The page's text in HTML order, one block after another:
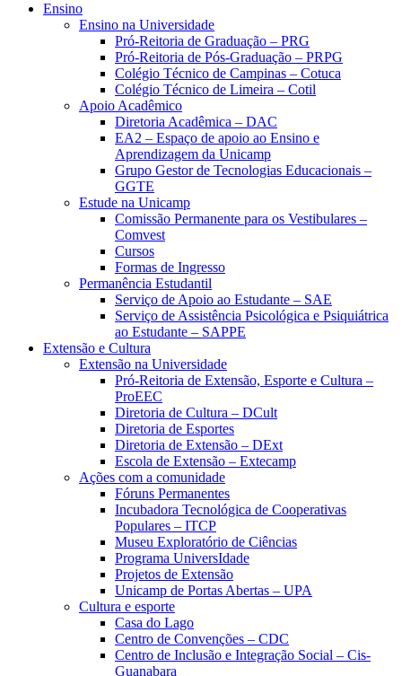
Ensino
Ensino na Universidade
Pró-Reitoria de Graduação – PRG
Pró-Reitoria de Pós-Graduação – PRPG
Colégio Técnico de Campinas – Cotuca
Colégio Técnico de Limeira – Cotil
Apoio Acadêmico
Diretoria Acadêmica – DAC
EA2 – Espaço de apoio ao Ensino e
Aprendizagem da Unicamp
Grupo Gestor de Tecnologias Educacionais –
GGTE
Estude na Unicamp
Comissão Permanente para os Vestibulares –
Comvest
Cursos
Formas de Ingresso
Permanência Estudantil
Serviço de Apoio ao Estudante – SAE
Serviço de Assistência Psicológica e Psiquiátrica
ao Estudante – SAPPE
Extensão e Cultura
Extensão na Universidade
Pró-Reitoria de Extensão, Esporte e Cultura –
ProEEC
Diretoria de Cultura – DCult
Diretoria de Esportes
Diretoria de Extensão – DExt
Escola de Extensão – Extecamp
Ações com a comunidade
Fóruns Permanentes
Incubadora Tecnológica de Cooperativas
Populares – ITCP
Museu Exploratório de Ciências
Programa UniversIdade
Projetos de Extensão
Unicamp de Portas Abertas – UPA
Cultura e esporte
Casa do Lago
Centro de Convenções – CDC
Centro de Inclusão e Integração Social – Cis-
Guanabara